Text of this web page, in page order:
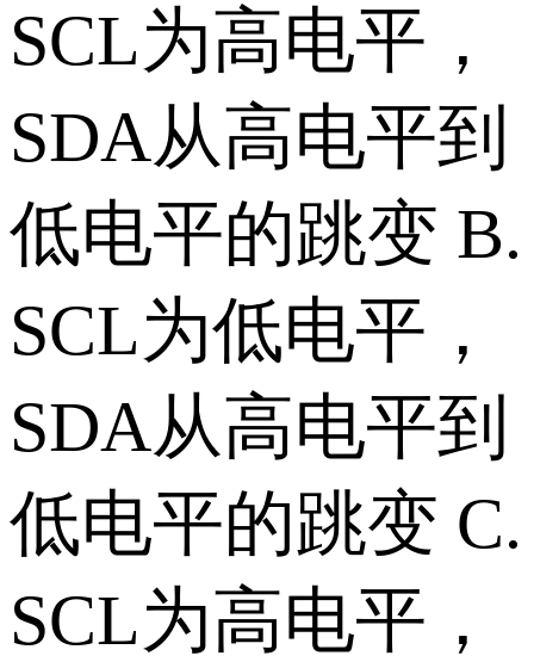
SCL为高电平，
SDA从高电平到
低电平的跳变 B.
SCL为低电平，
SDA从高电平到
低电平的跳变 C.
SCL为高电平，